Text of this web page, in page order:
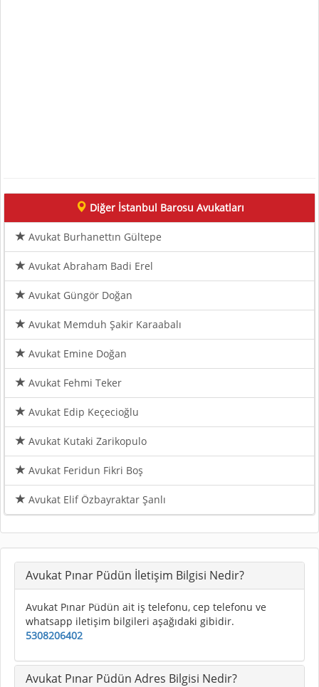
Diğer İstanbul Barosu Avukatları
Avukat Burhanettın Gültepe
Avukat Abraham Badi Erel
Avukat Güngör Doğan
Avukat Memduh Şakir Karaabalı
Avukat Emine Doğan
Avukat Fehmi Teker
Avukat Edip Keçecioğlu
Avukat Kutaki Zarikopulo
Avukat Feridun Fikri Boş
Avukat Elif Özbayraktar Şanlı
Avukat Pınar Püdün İletişim Bilgisi Nedir?
Avukat Pınar Püdün ait iş telefonu, cep telefonu ve
whatsapp iletişim bilgileri aşağıdaki gibidir.
5308206402
Avukat Pınar Püdün Adres Bilgisi Nedir?